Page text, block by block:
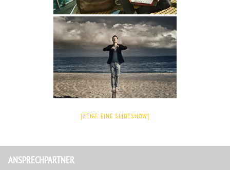
[ZEIGE EINE SLIDESHOW]
ANSPRECHPARTNER